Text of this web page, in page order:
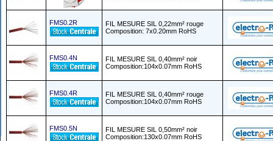
FMS0.2R
FIL MESURE SIL 0,22mm² rouge
Composition: 7x0.20mm RoHS
FMS0.4N
FIL MESURE SIL 0,40mm² noir
Composition:104x0.07mm RoHS
FMS0.4R
FIL MESURE SIL 0,40mm² rouge
Composition:104x0.07mm RoHS
FMS0.5N
FIL MESURE SIL 0,50mm² noir
Composition:130x0.07mm RoHS